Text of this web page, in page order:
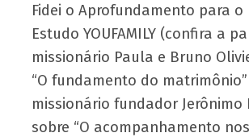
Fidei o Aprofundamento para o
Estudo YOUFAMILY (confira a
missionário Paula e Bruno
“O fundamento do
missionário fundador Jerônimo
sobre “O acompanhamento